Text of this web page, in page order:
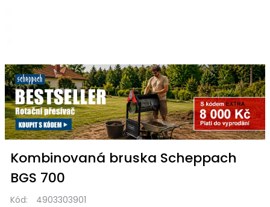
Kombinovaná bruska Scheppach
BGS 700
Kód:
4903303901